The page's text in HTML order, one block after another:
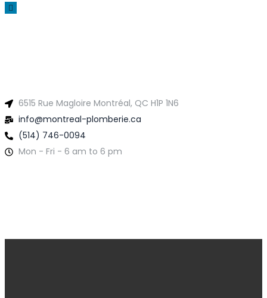
6515 Rue Magloire Montréal, QC H1P 1N6
info@montreal-plomberie.ca
(514) 746-0094
Mon - Fri - 6 am to 6 pm